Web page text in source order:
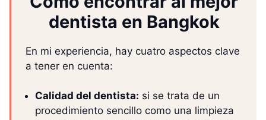
dentista en Bangkok
En mi experiencia, hay cuatro aspectos clave
a tener en cuenta:
Calidad del dentista: si se trata de un
procedimiento sencillo como una limpieza